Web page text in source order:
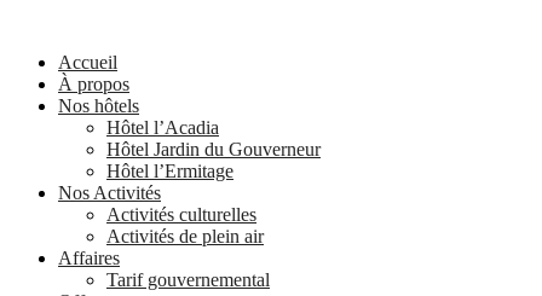
Accueil
À propos
Nos hôtels
Hôtel l’Acadia
Hôtel Jardin du Gouverneur
Hôtel l’Ermitage
Nos Activités
Activités culturelles
Activités de plein air
Affaires
Tarif gouvernemental